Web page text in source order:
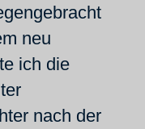
neu
ich die
nach der